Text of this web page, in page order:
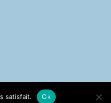
satisfait. Ok